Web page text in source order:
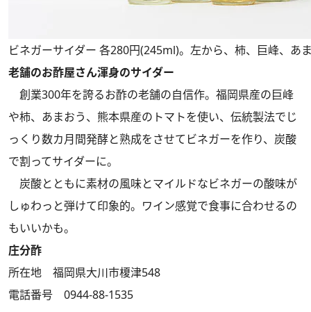
ビネガーサイダー 各280円(245ml)。左から、柿、巨峰、あ
老舗のお酢屋さん渾身のサイダー
創業300年を誇るお酢の老舗の自信作。福岡県産の巨峰
や柿、あまおう、熊本県産のトマトを使い、伝統製法でじ
っくり数カ月間発酵と熟成をさせてビネガーを作り、炭酸
で割ってサイダーに。
炭酸とともに素材の風味とマイルドなビネガーの酸味が
しゅわっと弾けて印象的。ワイン感覚で食事に合わせるの
もいいかも。
庄分酢
所在地 福岡県大川市榎津548
電話番号 0944-88-1535